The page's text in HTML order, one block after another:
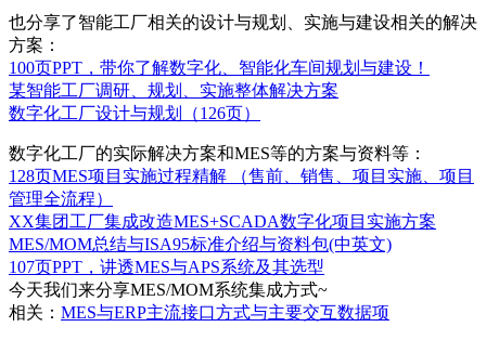
也分享了智能工厂相关的设计与规划、实施与建设相关的解决
方案：
100页PPT，带你了解数字化、智能化车间规划与建设！
某智能工厂调研、规划、实施整体解决方案
数字化工厂设计与规划（126页）
数字化工厂的实际解决方案和MES等的方案与资料等：
128页MES项目实施过程精解 （售前、销售、项目实施、项目
管理全流程）
XX集团工厂集成改造MES+SCADA数字化项目实施方案
MES/MOM总结与ISA95标准介绍与资料包(中英文)
107页PPT，讲透MES与APS系统及其选型
今天我们来分享MES/MOM系统集成方式~
相关： MES与ERP主流接口方式与主要交互数据项